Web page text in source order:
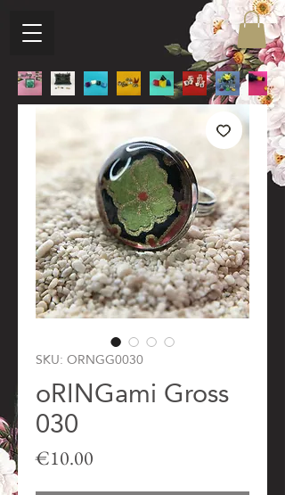
SKU: ORNGG0030
oRINGami Gross
030
€10.00